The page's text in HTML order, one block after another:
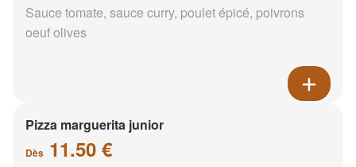
Sauce tomate, sauce curry, poulet épicé, poivrons
oeuf olives
Pizza marguerita junior
Dès 11.50 €